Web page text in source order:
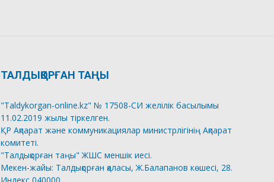
ТАЛДЫҚОРҒАН ТАҢЫ
"Taldykorgan-online.kz" № 17508-СИ желілік басылымы
11.02.2019 жылы тіркелген.
ҚР Ақпарат және коммуникациялар министрлігінің Ақпарат
комитеті.
"Талдықорған таңы" ЖШС меншік иесі.
Мекен-жайы: Талдықорған қаласы, Ж.Балапанов көшесі, 28.